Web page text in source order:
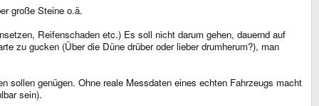
große Steine o.ä.
Reifenschaden etc.) Es soll nicht darum gehen, dauernd auf
zu gucken (Über die Düne drüber oder lieber drumherum?), man
sollen genügen. Ohne reale Messdaten eines echten Fahrzeugs macht
sein).